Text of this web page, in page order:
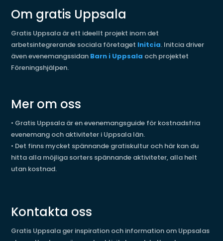
Om gratis Uppsala
Gratis Uppsala är ett ideellt projekt inom det
arbetsintegrerande sociala företaget Initcia. Initcia driver
även evenemangssidan Barn i Uppsala och projektet
Föreningshjälpen.
Mer om oss
• Gratis Uppsala är en evenemangsguide för kostnadsfria
evenemang och aktiviteter i Uppsala län.
• Det finns mycket spännande gratiskultur och här kan du
hitta alla möjliga sorters spännande aktiviteter, alla helt
utan kostnad.
Kontakta oss
Gratis Uppsala ger inspiration och information om Uppsalas